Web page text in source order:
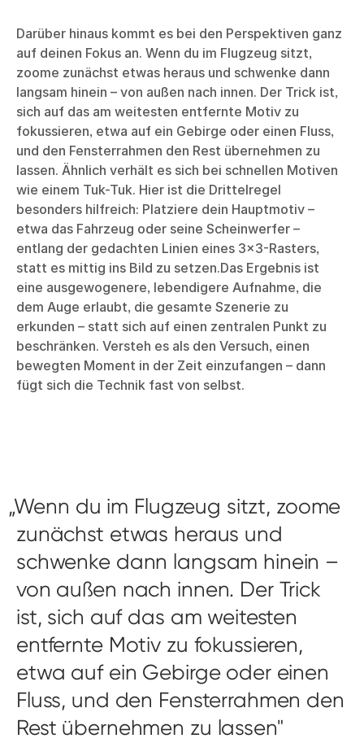
Darüber hinaus kommt es bei den Perspektiven ganz
auf deinen Fokus an. Wenn du im Flugzeug sitzt,
zoome zunächst etwas heraus und schwenke dann
langsam hinein – von außen nach innen. Der Trick ist,
sich auf das am weitesten entfernte Motiv zu
fokussieren, etwa auf ein Gebirge oder einen Fluss,
und den Fensterrahmen den Rest übernehmen zu
lassen. Ähnlich verhält es sich bei schnellen Motiven
wie einem Tuk-Tuk. Hier ist die Drittelregel
besonders hilfreich: Platziere dein Hauptmotiv –
etwa das Fahrzeug oder seine Scheinwerfer –
entlang der gedachten Linien eines 3×3-Rasters,
statt es mittig ins Bild zu setzen.Das Ergebnis ist
eine ausgewogenere, lebendigere Aufnahme, die
dem Auge erlaubt, die gesamte Szenerie zu
erkunden – statt sich auf einen zentralen Punkt zu
beschränken. Versteh es als den Versuch, einen
bewegten Moment in der Zeit einzufangen – dann
fügt sich die Technik fast von selbst.
Wenn du im Flugzeug sitzt, zoome
zunächst etwas heraus und
schwenke dann langsam hinein –
von außen nach innen. Der Trick
ist, sich auf das am weitesten
entfernte Motiv zu fokussieren,
etwa auf ein Gebirge oder einen
Fluss, und den Fensterrahmen den
Rest übernehmen zu lassen